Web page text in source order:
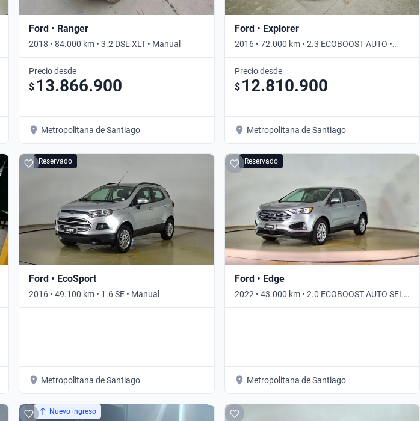
Ford • Ranger
2018 • 84.000 km • 3.2 DSL XLT • Manual
Precio desde
$ 13.866.900
Metropolitana de Santiago
Ford • Explorer
2016 • 72.000 km • 2.3 ECOBOOST AUTO •
Automático
Precio desde
$ 12.810.900
Metropolitana de Santiago
Reservado
Ford • EcoSport
2016 • 49.100 km • 1.6 SE • Manual
Metropolitana de Santiago
Reservado
Ford • Edge
2022 • 43.000 km • 2.0 ECOBOOST AUTO SEL
4WD • Automático
Metropolitana de Santiago
Nuevo ingreso